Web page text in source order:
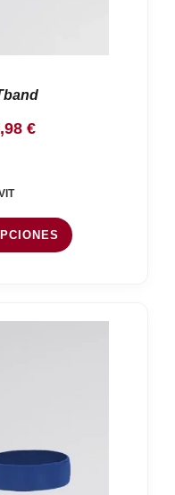
€Rango
57,75 €
hasta